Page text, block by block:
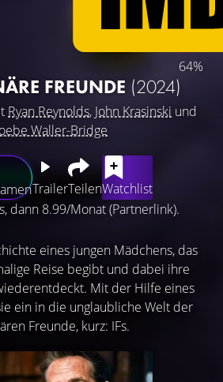
64%
FREUNDE (2024)
Ryan Reynolds, John Krasinski und
Waller-Bridge
TrailerTeilenWatchlist
dann 8.99/Monat (Partnerlink).
eines jungen Mädchens, das
Reise begibt und dabei ihre
Mit der Hilfe eines
ein in die unglaubliche Welt der
Freunde, kurz: IFs.